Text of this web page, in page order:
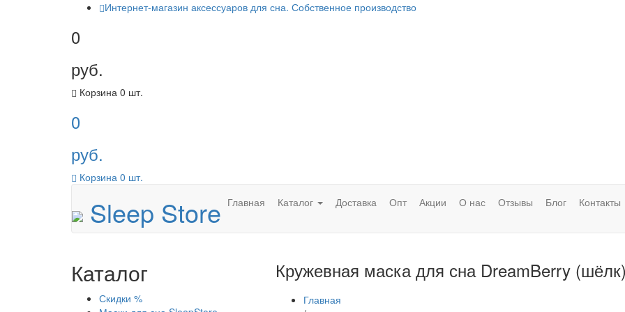
Интернет-магазин аксессуаров для сна. Собственное производство
0
руб.
Корзина 0 шт.
0
руб.
Корзина 0 шт.
Sleep Store Главная Каталог Доставка Опт Акции О нас Отзывы Блог Контакты
Каталог
Скидки %
Кружевная маска для сна DreamBerry
Главная